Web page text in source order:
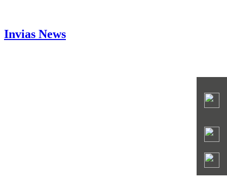
Invias News